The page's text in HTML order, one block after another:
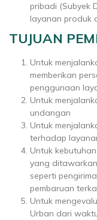
pribadi (Subyek
layanan produk
TUJUAN
Untuk
memberikan
penggunaan
Untuk
undangan
Untuk
terhadap
Untuk
yang
seperti
pembaruan
Untuk
Urban dari